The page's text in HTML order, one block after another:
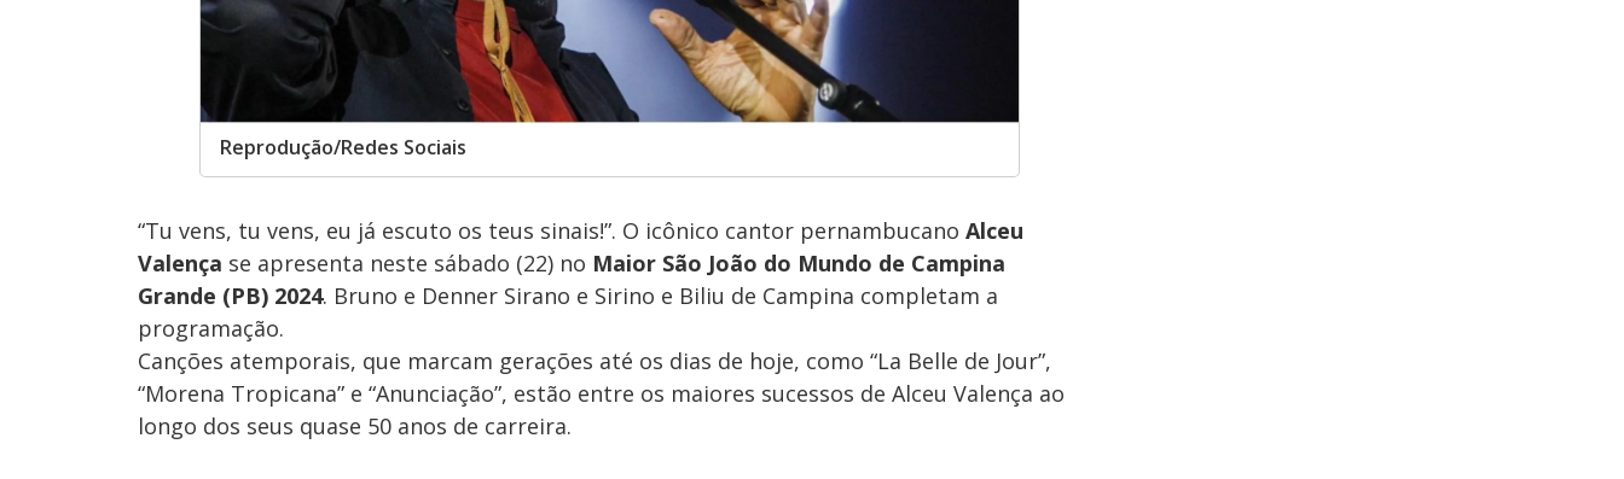
Reprodução/Redes Sociais
“Tu vens, tu vens, eu já escuto os teus sinais!”. O icônico cantor pernambucano Alceu
Valença se apresenta neste sábado (22) no Maior São João do Mundo de Campina
Grande (PB) 2024. Bruno e Denner Sirano e Sirino e Biliu de Campina completam a
programação.
Canções atemporais, que marcam gerações até os dias de hoje, como “La Belle de Jour”,
“Morena Tropicana” e “Anunciação”, estão entre os maiores sucessos de Alceu Valença ao
longo dos seus quase 50 anos de carreira.